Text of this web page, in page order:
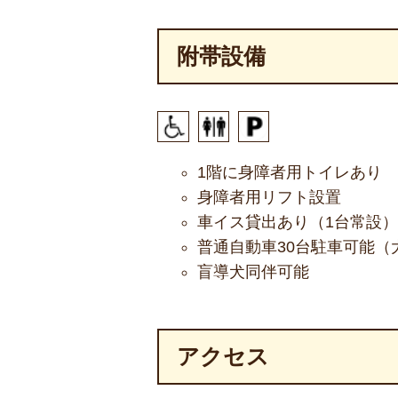
附帯設備
1階に身障者用トイレあり
身障者用リフト設置
車イス貸出あり（1台常設）
普通自動車30台駐車可能（
盲導犬同伴可能
アクセス